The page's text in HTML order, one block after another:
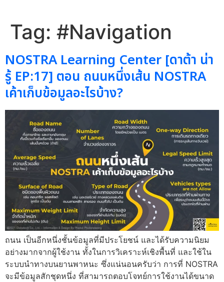
Tag: #Navigation
NOSTRA Learning Center [ดาต้า น่า
รู้ EP:17] ตอน ถนนหนึ่งเส้น NOSTRA
เค้าเก็บข้อมูลอะไรบ้าง?
ถนน เป็นอีกหนึ่งชั้นข้อมูลที่มีประโยชน์ และได้รับความนิยม
อย่างมากจากผู้ใช้งาน ทั้งในการวิเคราะห์เชิงพื้นที่ และใช้ใน
ระบบนำทางบนยานพาหนะ ซึ่งแน่นอนครับว่า การที่ NOSTRA
จะมีข้อมูลสักชุดหนึ่ง ที่สามารถตอบโจทย์การใช้งานได้ขนาด